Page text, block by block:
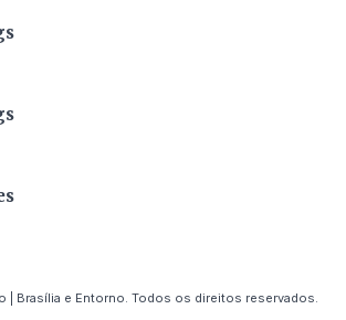
| Brasília e Entorno. Todos os direitos reservados.